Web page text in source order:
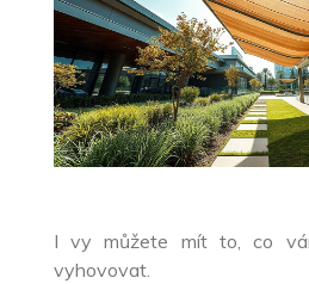
I vy můžete mít to, co
vyhovovat.